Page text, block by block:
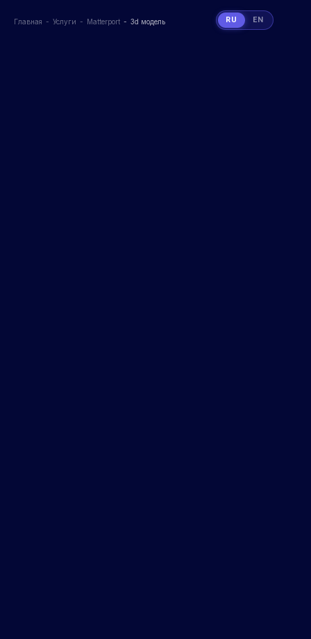
Вы здесь:
Главная Услуги Matterport 3d модель RU EN